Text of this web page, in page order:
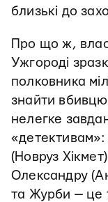
близькі до
Про що ж,
Ужгороді
полковника
знайти
нелегке
«детективам»:
(Новруз
Олександру
та Журби — це